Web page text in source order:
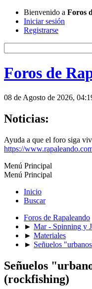
Bienvenido a Foros
Iniciar sesión
Registrarse
Foros de
08 de Agosto de 2026,
Noticias:
Ayuda a que el foro siga
https://
Menú Principal
Menú Principal
Inicio
Buscar
Foros de Rapaleando
► Mar - Spinning y
► Materiales
► Señuelos
Señuelos
(rockfishing)